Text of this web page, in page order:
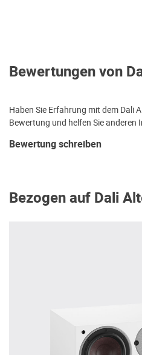
Bewertungen von
Haben Sie Erfahrung mit dem Dali
Bewertung und helfen Sie anderen
Bewertung schreiben
Bezogen auf Dali